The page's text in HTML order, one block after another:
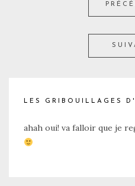
LES GRIBOUILLAGES
ahah oui! va falloir que je